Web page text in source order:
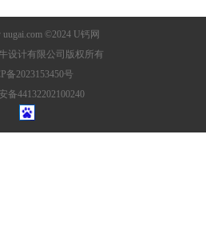
uugai.com©2024 U钙网
设计有限公司版权所有
备2023153450号
备44132202100240